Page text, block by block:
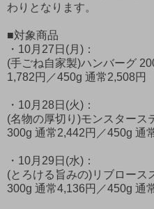
わりとなります。
■対象商品
・10月27日(月)：
(手ごね自家製)ハンバーグ
1,782円／450g 通常2,508円
・10月28日(火)：
(名物の厚切り)モンスタース
300g 通常2,442円／450g 通
・10月29日(水)：
(とろける旨みの)リブロース
300g 通常4,136円／450g 通